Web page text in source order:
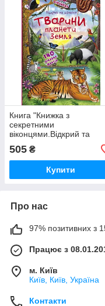
Книга "Книжка з
секретними
віконцями.Відкрий та
дізнайся.Тварини
Земля", шт
505 ₴
Купити
Про нас
97% позитивних з
Працює з
м. Київ
Київ, Київ, Україна
Контакти